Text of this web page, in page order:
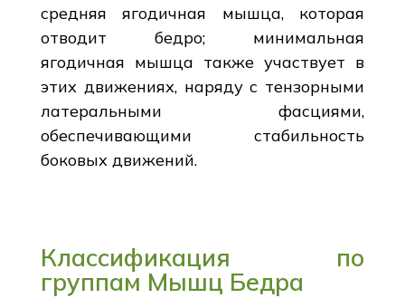
средняя ягодичная мышца, которая
отводит бедро; минимальная
ягодичная мышца также участвует в
этих движениях, наряду с тензорными
латеральными фасциями,
обеспечивающими стабильность
боковых движений.
Классификация по
группам Мышц Бедра